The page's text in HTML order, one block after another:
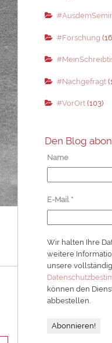
#Forschung
#Nachgefragt
#VorOrt(103)
Den Blog
Name
E-Mail *
Wir halten Ihre
weitere
unsere
können den
abbestellen.